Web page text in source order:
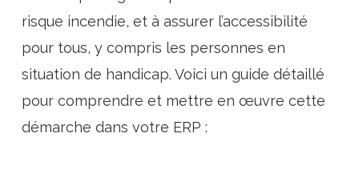
risque incendie, et à assurer l’accessibilité
pour tous, y compris les personnes en
situation de handicap. Voici un guide détaillé
pour comprendre et mettre en œuvre cette
démarche dans votre ERP :